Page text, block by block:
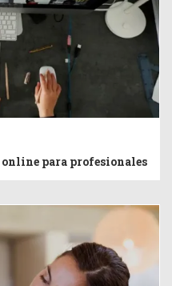
para profesionales